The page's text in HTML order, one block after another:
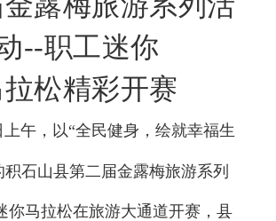
--职工迷你
松精彩开赛
上午，以“全民健身，绘就幸福生
积石山县第二届金露梅旅游系列
你马拉松在旅游大通道开赛，县